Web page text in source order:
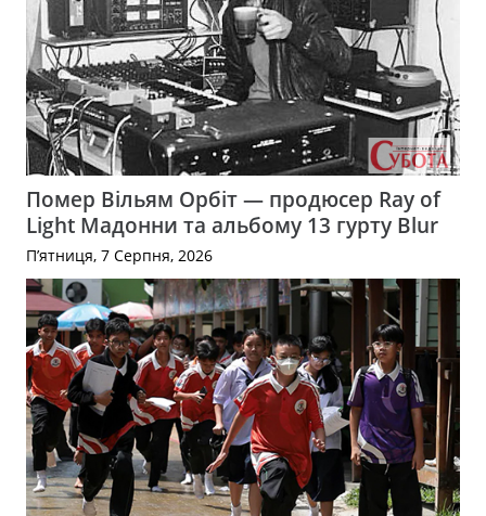
Помер Вільям Орбіт — продюсер Ray of
Light Мадонни та альбому 13 гурту Blur
П’ятниця, 7 Серпня, 2026